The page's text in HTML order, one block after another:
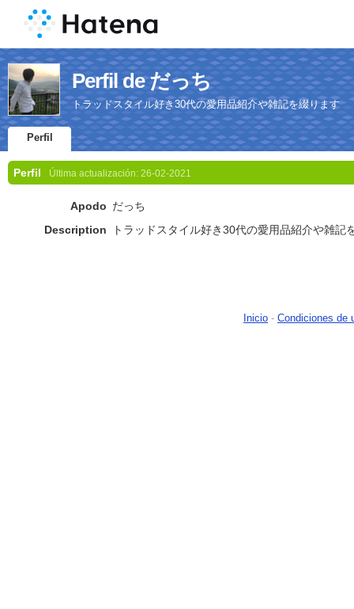
Perfil de だっち
トラッドスタイル好き30代の愛用品紹介や雑記を綴ります
Perfil
Perfil Última actualización: 26-02-2021
Apodo だっち
Description
トラッドスタイル好き30代の愛用品紹介や雑記
Inicio - Condiciones de